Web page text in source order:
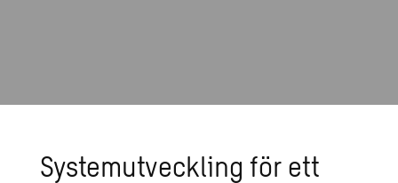
Systemutveckling för ett